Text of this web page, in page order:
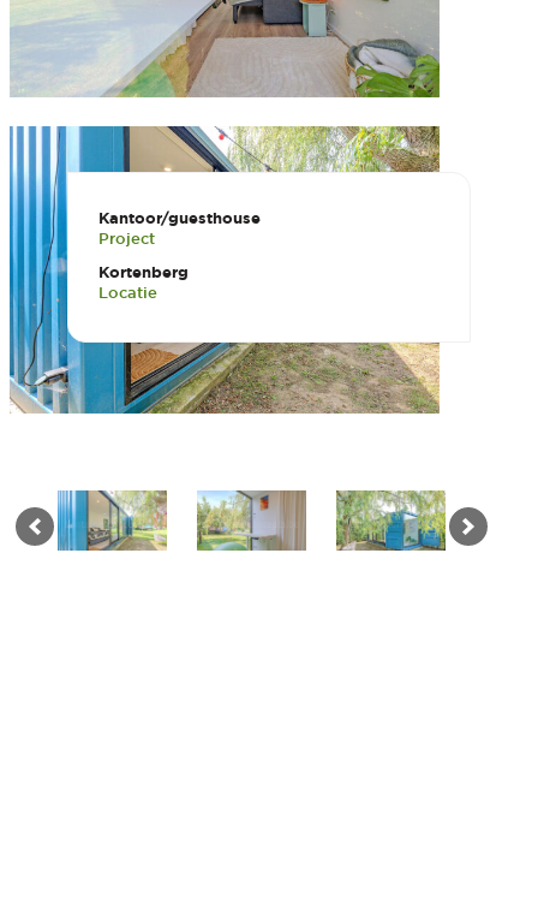
Kantoor/guesthouse
Project
Kortenberg
Locatie